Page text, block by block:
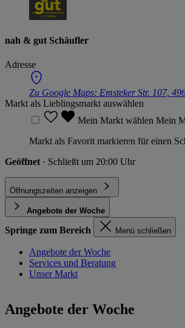
nah & gut Schäufler
Adresse
Zu Google Maps: Emsteker Str. 107,
Markt als Lieblingsmarkt auswählen
Mein Markt wählen Mein
Markt als Favorit markieren für einen
Geöffnet · Schließt um 20:00 Uhr
Öffnungszeiten anzeigen
Angebote der Woche
Springe zum Bereich Menü schließen
Angebote der Woche
Services und Beratung
Unser Markt
Angebote der Woche